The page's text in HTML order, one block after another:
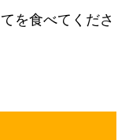
を食べてくださ